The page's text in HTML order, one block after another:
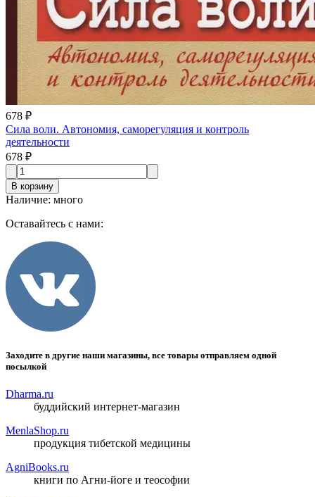
678 ₽
Сила воли. Автономия, саморегуляция и контроль
деятельности
678 ₽
В корзину
Наличие: много
Оставайтесь с нами:
Заходите в другие наши магазины, все товары отправляем одной
посылкой
Dharma.ru
буддийский интернет-магазин
MenlaShop.ru
продукция тибетской медицины
AgniBooks.ru
книги по Агни-йоге и теософии